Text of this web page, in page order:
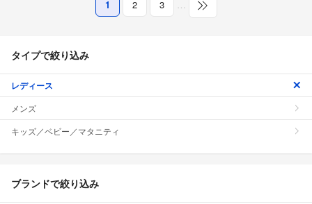
1 2 3 …
タイプで絞り込み
レディース
メンズ
キッズ／ベビー／マタニティ
ブランドで絞り込み